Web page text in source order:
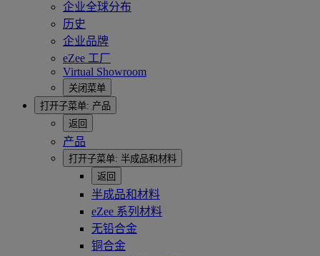
企业全球分布
历史
企业品牌
eZee 工厂
Virtual Showroom
关闭菜单
打开子菜单: 产品
返回
产品
打开子菜单: 半成品和材料
返回
半成品和材料
eZee 系列材料
无铅合金
铜合金